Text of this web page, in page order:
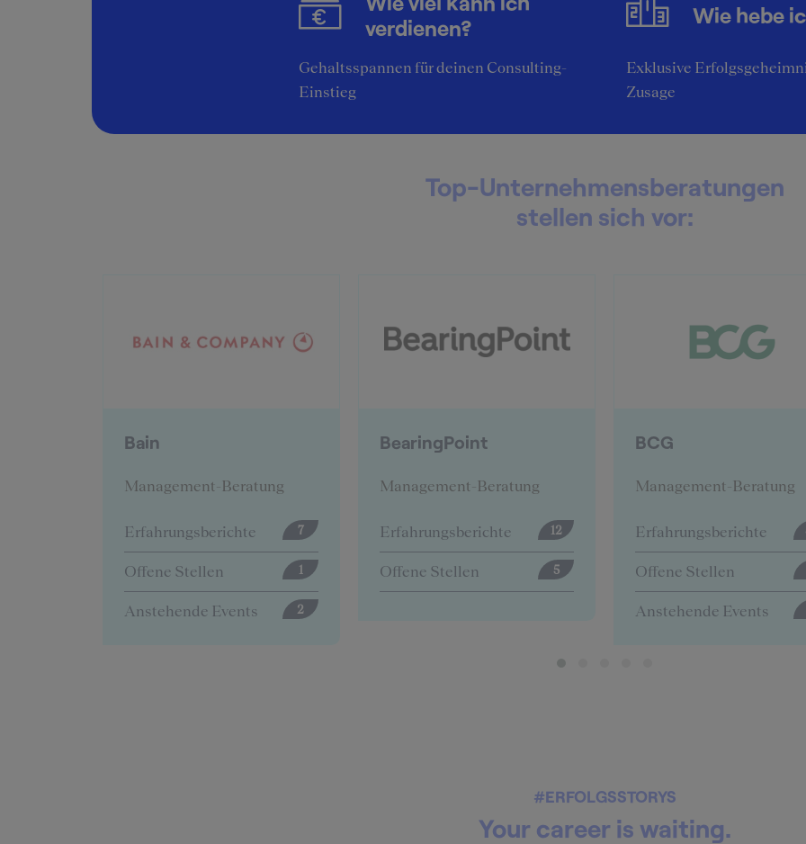
Top-Unternehmensberatungen
stellen sich vor:
BearingPoint
Management-Beratung
Erfahrungsberichte 12
Offene Stellen 5
BCG
Management-Beratung
Erfahrungsberichte 57
Offene Stellen 0
Deloitte
Management-Beratung
Erfahrungsberichte
Offene Stellen
#ERFOLGSSTORYS
Your career is waiting.
verdienen?
Gehaltsspannen für deinen Consulting-
Einstieg
Wie hebe
Exklusive
Zusage